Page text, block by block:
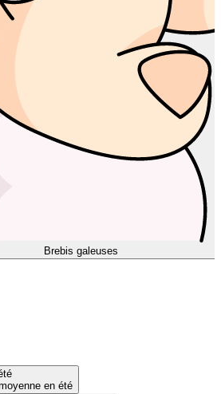
Brebis galeuses
en été